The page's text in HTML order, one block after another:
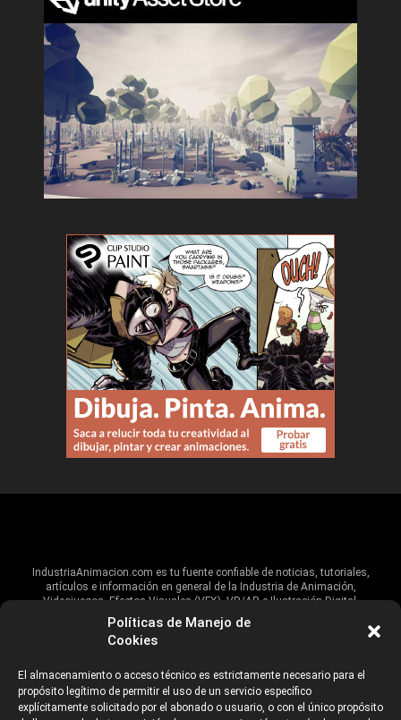
Políticas de Manejo de
Cookies
El almacenamiento o acceso técnico es estrictamente necesario para el
propósito legítimo de permitir el uso de un servicio específico
explícitamente solicitado por el abonado o usuario, o con el único propósito
IndustriaAnimacion.com es tu fuente confiable de noticias, tutoriales,
artículos e información en general de la Industria de Animación,
Videojuegos, Efectos Visuales (VFX), VR/AR e Ilustración Digital.
Hablamos de estas industrias y su alcance global, pero damos un énfasis
especial al talento, estudios, escuelas, eventos y organizaciones que
ANUNCIANTES AVISO DE PRIVACIDAD